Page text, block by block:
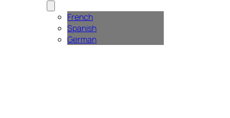
French
Spanish
German